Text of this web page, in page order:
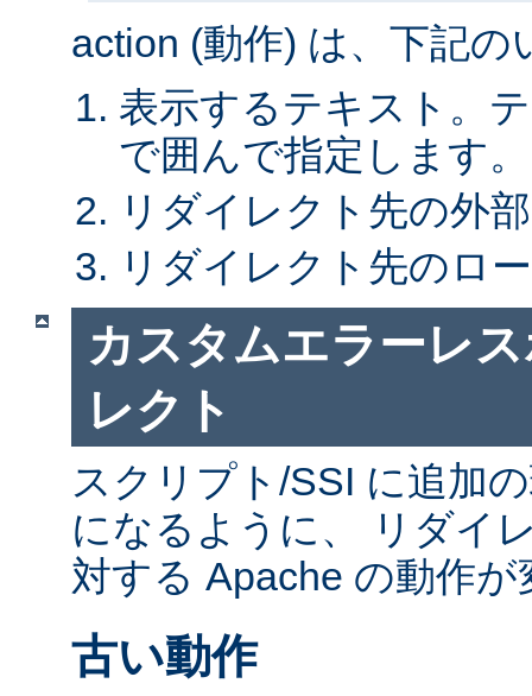
action (動作) は、下記の
表示するテキスト。
で囲んで指定します。
リダイレクト先の外
リダイレクト先のロ
カスタムエラーレ
レクト
スクリプト/SSI に追加
になるように、 リダイ
対する Apache の動作
古い動作